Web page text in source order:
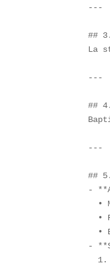
---
##
La
---
##
---
##
-
•
•
•
-